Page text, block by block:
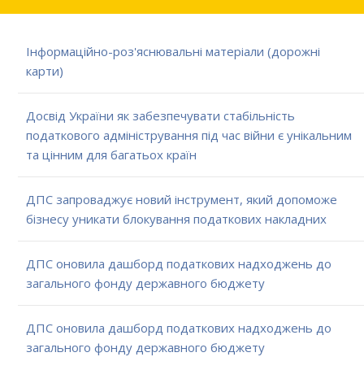
Інформаційно-роз'яснювальні матеріали (дорожні
карти)
Досвід України як забезпечувати стабільність
податкового адміністрування під час війни є унікальним
та цінним для багатьох країн
ДПС запроваджує новий інструмент, який допоможе
бізнесу уникати блокування податкових накладних
ДПС оновила дашборд податкових надходжень до
загального фонду державного бюджету
ДПС оновила дашборд податкових надходжень до
загального фонду державного бюджету